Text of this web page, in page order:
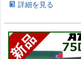
詳細を見る